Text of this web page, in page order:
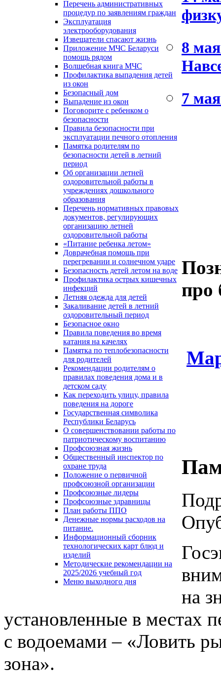
Перечень административных
процедур по заявлениям граждан
Эксплуатация
электрооборудования
Извещатели спасают жизнь
Приложение МЧС Беларуси
помощь рядом
Волшебная книга МЧС
Профилактика выпадения детей
из окон
Безопасный дом
Выпадение из окон
Поговорите с ребенком о
безопасности
Правила безопасности при
эксплуатации печного отопления
Памятка родителям по
безопасности детей в летний
период
Об организации летней
оздоровительной работы в
учреждениях дошкольного
образования
Перечень нормативных правовых
документов, регулирующих
организацию летней
оздоровительной работы
«Питание ребенка летом»
Доврачебная помощь при
перегревании и солнечном ударе
Безопасность детей летом на воде
Профилактика острых кишечных
инфекций
Летняя одежда для детей
Закаливание детей в летний
оздоровительный период
Безопасное окно
Правила поведения во время
катания на качелях
Памятка по теплобезопасности
для родителей
Рекомендации родителям о
правилах поведения дома и в
детском саду
Как переходить улицу, правила
поведения на дороге
Государственная символика
Республики Беларусь
О совершенствовании работы по
патриотическому воспитанию
Профсоюзная жизнь
Общественный инспектор по
охране труда
Положение о первичной
профсоюзной организации
Профсоюзные лидеры
Профсоюзные здравницы
План работы ППО
Денежные нормы расходов на
питание.
Информационный сборник
технологических карт блюд и
изделий
Методические рекомендации на
2025/2026 учебный год
Меню выходного дня
8
7
про
на
установленные в местах
с водоемами – «Ловить
зона».